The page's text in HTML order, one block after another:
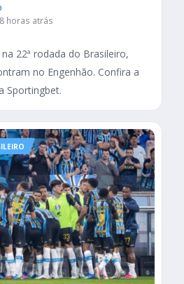
horas atrás
22ª rodada do Brasileiro,
no Engenhão. Confira a
Sportingbet.